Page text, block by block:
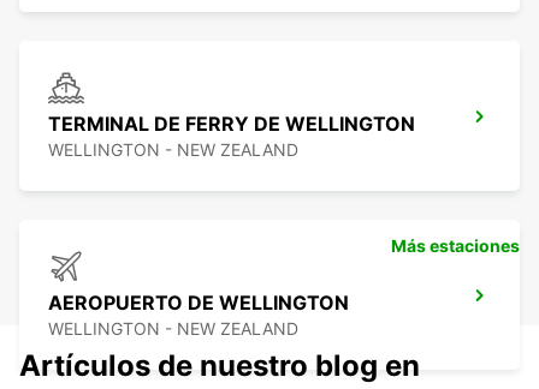
TERMINAL DE FERRY DE WELLINGTON
WELLINGTON - NEW ZEALAND
AEROPUERTO DE WELLINGTON
WELLINGTON - NEW ZEALAND
Más estaciones
Artículos de nuestro blog en